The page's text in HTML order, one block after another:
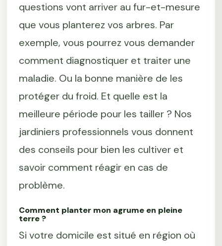
questions vont arriver au fur-et-mesure
que vous planterez vos arbres. Par
exemple, vous pourrez vous demander
comment diagnostiquer et traiter une
maladie. Ou la bonne manière de les
protéger du froid. Et quelle est la
meilleure période pour les tailler ? Nos
jardiniers professionnels vous donnent
des conseils pour bien les cultiver et
savoir comment réagir en cas de
problème.
Comment planter mon agrume en pleine
terre ?
Si votre domicile est situé en région où